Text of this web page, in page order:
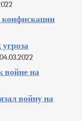
04.03.2022
войне на
войну на